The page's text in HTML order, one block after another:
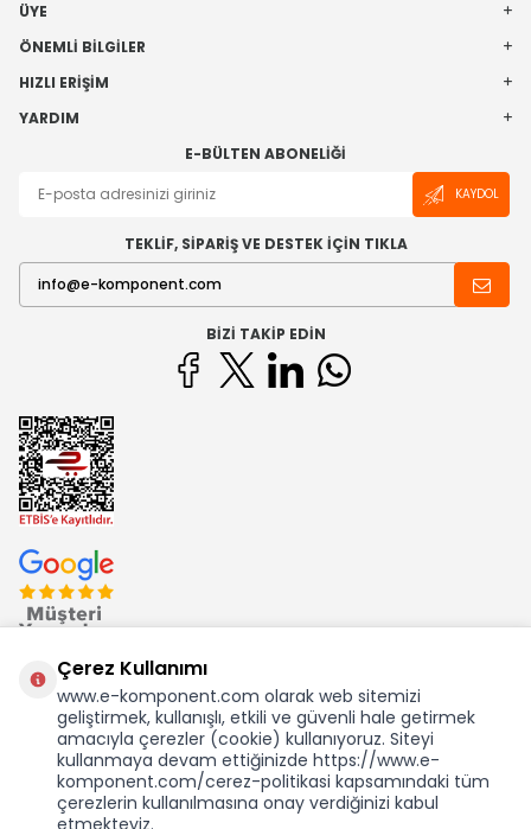
ÜYE
ÖNEMLI BILGILER
HIZLI ERIŞIM
YARDIM
E-BÜLTEN ABONELIĞI
KAYDOL
TEKLİF, SİPARİŞ VE DESTEK İÇİN TIKLA
BIZI TAKIP EDIN
Ekom Elk. Elektronik San. ve Tic. A.Ş.'nin Tescilli Bir Markasıdır
Çerez Kullanımı
www.e-komponent.com olarak web sitemizi
geliştirmek, kullanışlı, etkili ve güvenli hale getirmek
amacıyla çerezler (cookie) kullanıyoruz. Siteyi
kullanmaya devam ettiğinizde https://www.e-
komponent.com/cerez-politikasi kapsamındaki tüm
çerezlerin kullanılmasına onay verdiğinizi kabul
etmekteyiz.